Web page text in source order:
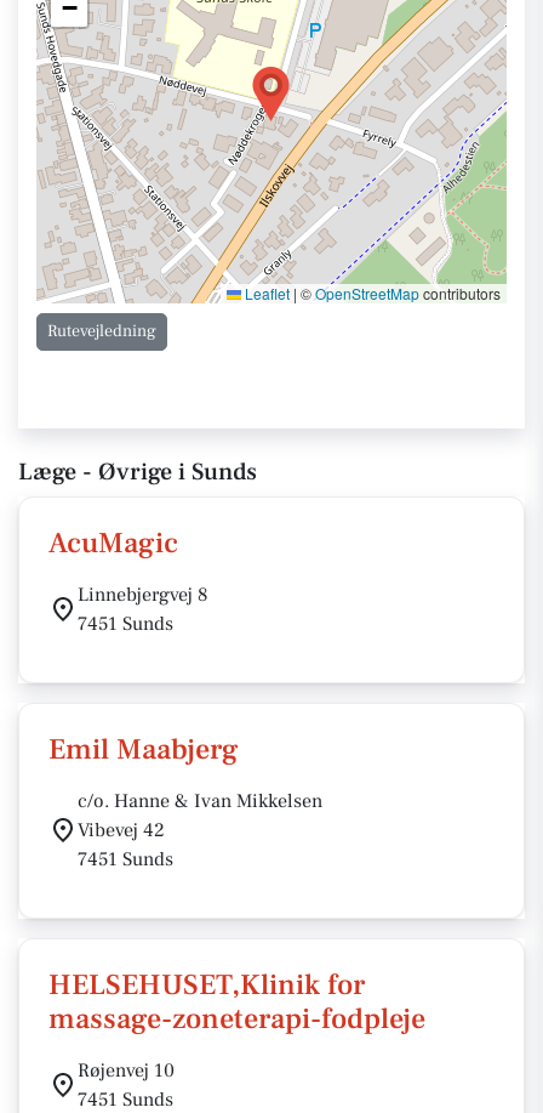
−
Leaflet | ©OpenStreetMapcontributors
Rutevejledning
Læge - Øvrige i Sunds
AcuMagic
Linnebjergvej 8
7451 Sunds
Emil Maabjerg
c/o. Hanne & Ivan Mikkelsen
Vibevej 42
7451 Sunds
HELSEHUSET,Klinik for
massage-zoneterapi-fodpleje
Røjenvej 10
7451 Sunds